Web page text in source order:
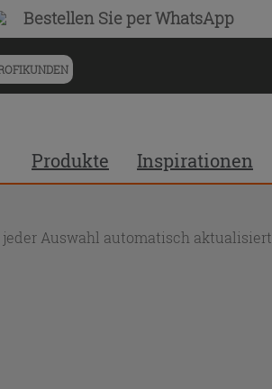
Bestellen Sieper WhatsApp
Produkte Inspirationen
Auswahl automatisch aktualisiert.